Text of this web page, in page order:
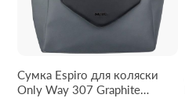
Сумка Espiro для коляски
Only Way 307 Graphite